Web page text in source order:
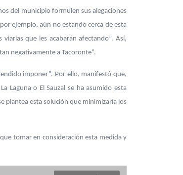
del municipio formulen sus alegaciones
ejemplo, aún no estando cerca de esta
que les acabarán afectando”. Así,
negativamente a Tacoronte”.
imponer”. Por ello, manifestó que,
Laguna o El Sauzal se ha asumido esta
plantea esta solución que minimizaría los
tomar en consideración esta medida y